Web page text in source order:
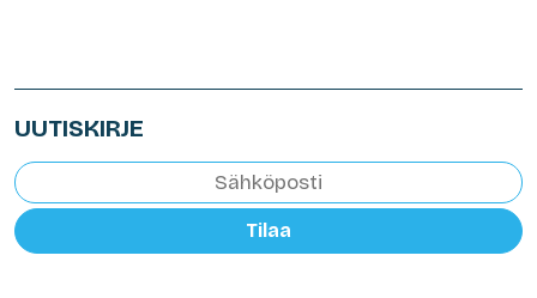
UUTISKIRJE
Tilaa